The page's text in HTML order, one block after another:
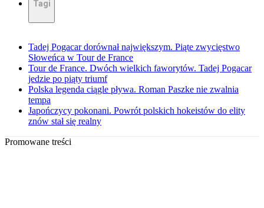
Tagi
Tadej Pogacar dorównał największym. Piąte zwycięstwo
Słoweńca w Tour de France
Tour de France. Dwóch wielkich faworytów. Tadej Pogacar
jedzie po piąty triumf
Polska legenda ciągle pływa. Roman Paszke nie zwalnia
tempa
Japończycy pokonani. Powrót polskich hokeistów do elity
znów stał się realny
Promowane treści